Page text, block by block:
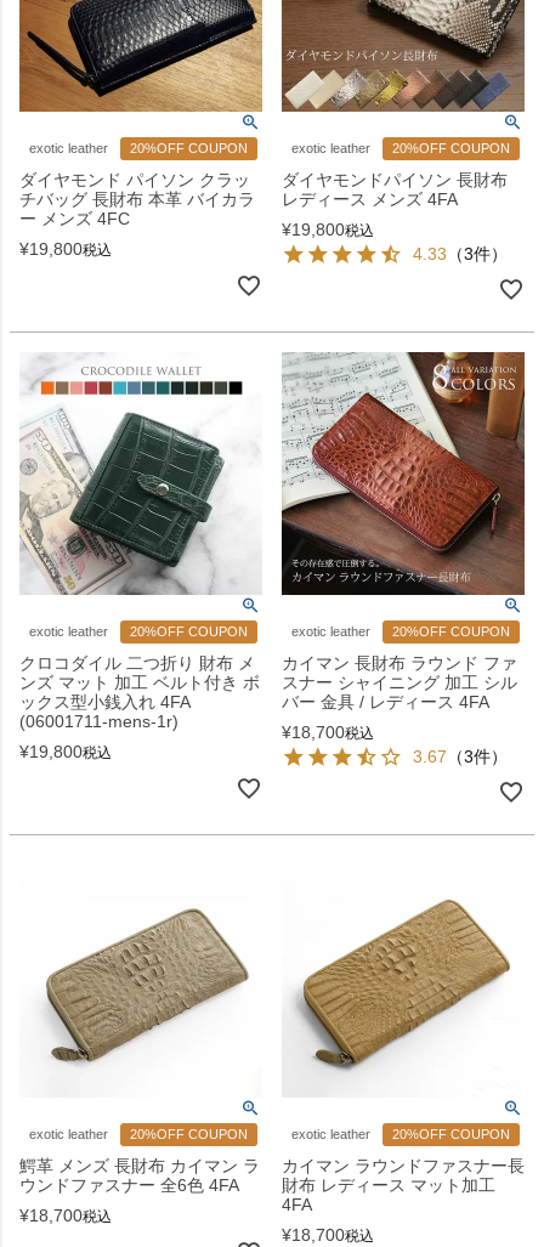
exotic leather 20%OFF COUPON
ダイヤモンド パイソン クラッ
チバッグ 長財布 本革 バイカラ
ー メンズ 4FC
¥19,800税込
exotic leather 20%OFF COUPON
ダイヤモンドパイソン 長財布
レディース メンズ 4FA
¥19,800税込
4.33 （3件）
exotic leather 20%OFF COUPON
クロコダイル 二つ折り 財布 メ
ンズ マット 加工 ベルト付き ボ
ックス型小銭入れ 4FA
(06001711-mens-1r)
¥19,800税込
exotic leather 20%OFF COUPON
カイマン 長財布 ラウンド ファ
スナー シャイニング 加工 シル
バー 金具 / レディース 4FA
¥18,700税込
3.67 （3件）
exotic leather 20%OFF COUPON
鰐革 メンズ 長財布 カイマン ラ
ウンドファスナー 全6色 4FA
¥18,700税込
exotic leather 20%OFF COUPON
カイマン ラウンドファスナー長
財布 レディース マット加工
4FA
¥18,700税込